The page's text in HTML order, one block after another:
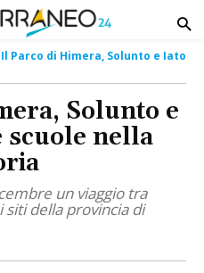
Il Parco di Himera, Solunto e Iato
Solunto e
scuole nella
un viaggio tra
della provincia di